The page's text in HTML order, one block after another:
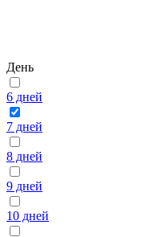
День
6 дней
7 дней
8 дней
9 дней
10 дней